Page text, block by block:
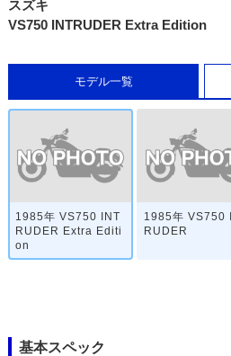
スズキ
VS750 INTRUDER Extra Edition
モデル一覧
1985年 VS750 INT
RUDER Extra Editi
on
1985年 VS750
RUDER
基本スペック